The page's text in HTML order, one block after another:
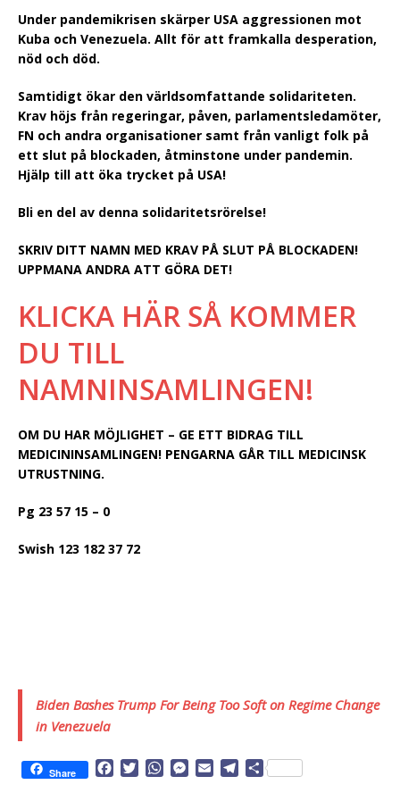
Under pandemikrisen skärper USA aggressionen mot
Kuba och Venezuela. Allt för att framkalla desperation,
nöd och död.
Samtidigt ökar den världsomfattande solidariteten.
Krav höjs från regeringar, påven, parlamentsledamöter,
FN och andra organisationer samt från vanligt folk på
ett slut på blockaden, åtminstone under pandemin.
Hjälp till att öka trycket på USA!
Bli en del av denna solidaritetsrörelse!
SKRIV DITT NAMN MED KRAV PÅ SLUT PÅ BLOCKADEN!
UPPMANA ANDRA ATT GÖRA DET!
KLICKA HÄR SÅ KOMMER
DU TILL
NAMNINSAMLINGEN!
OM DU HAR MÖJLIGHET – GE ETT BIDRAG TILL
MEDICININSAMLINGEN! PENGARNA GÅR TILL MEDICINSK
UTRUSTNING.
Pg 23 57 15 – 0
Swish 123 182 37 72
Biden Bashes Trump For Being Too Soft on Regime Change
in Venezuela
Share
W
M
D